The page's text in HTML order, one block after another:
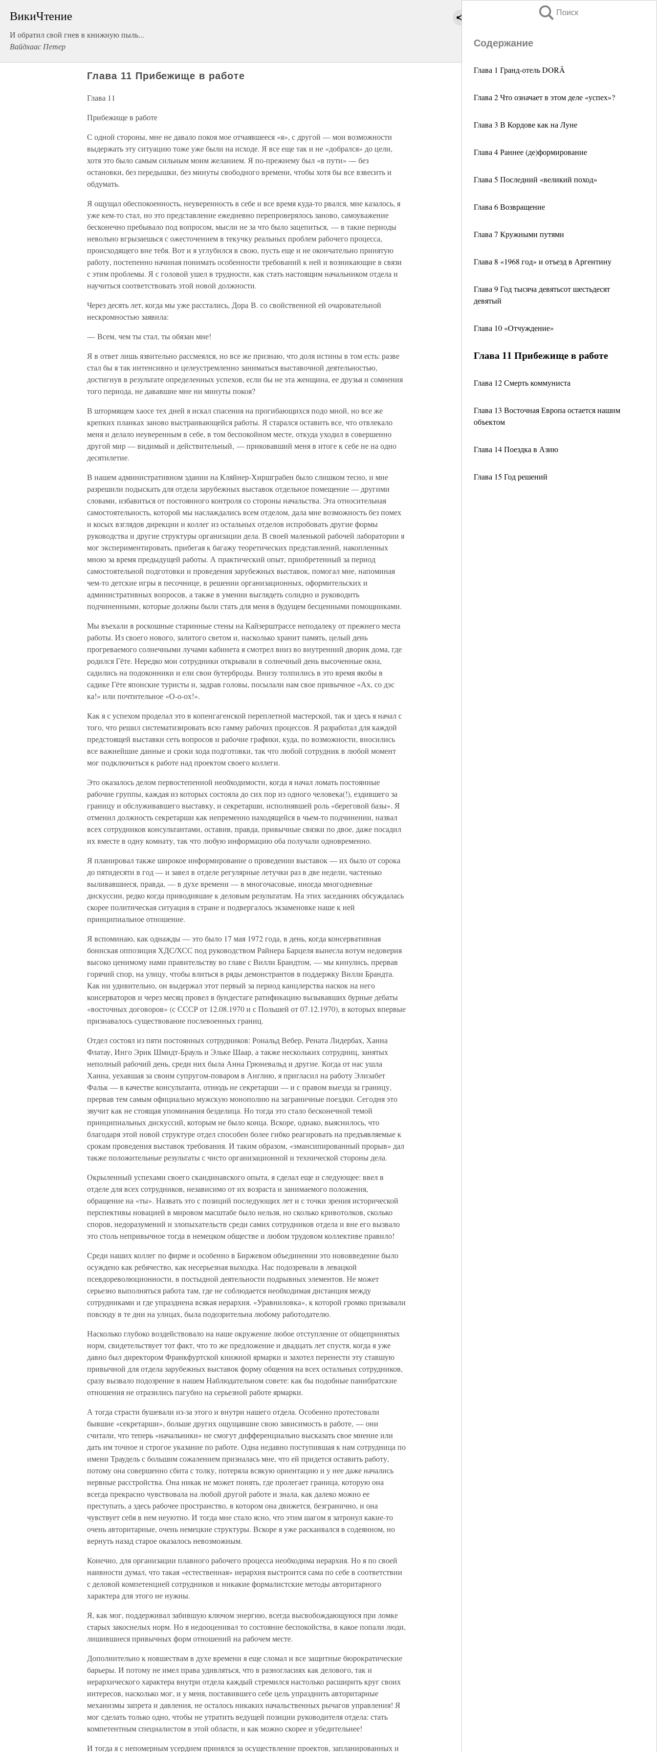
ВикиЧтение
И обратил свой гнев в книжную пыль...
Вайдхаас Петер
Поиск
Содержание
Глава 1 Гранд-отель DORÂ
Глава 2 Что означает в этом деле «успех»?
Глава 3 В Кордове как на Луне
Глава 4 Раннее (де)формирование
Глава 5 Последний «великий поход»
Глава 6 Возвращение
Глава 7 Кружными путями
Глава 8 «1968 год» и отъезд в Аргентину
Глава 9 Год тысяча девятьсот шестьдесят
девятый
Глава 10 «Отчуждение»
Глава 11 Прибежище в работе
Глава 12 Смерть коммуниста
Глава 13 Восточная Европа остается нашим
объектом
Глава 14 Поездка в Азию
Глава 15 Год решений
Глава 11 Прибежище в работе
Глава 11
Прибежище в работе
С одной стороны, мне не давало покоя мое отчаявшееся «я», с другой — мои возможности
выдержать эту ситуацию тоже уже были на исходе. Я все еще так и не «добрался» до цели,
хотя это было самым сильным моим желанием. Я по-прежнему был «в пути» — без
остановки, без передышки, без минуты свободного времени, чтобы хотя бы все взвесить и
обдумать.
Я ощущал обеспокоенность, неуверенность в себе и все время куда-то рвался, мне казалось, я
уже кем-то стал, но это представление ежедневно перепроверялось заново, самоуважение
бесконечно пребывало под вопросом, мысли не за что было зацепиться, — в такие периоды
невольно вгрызаешься с ожесточением в текучку реальных проблем рабочего процесса,
происходящего вне тебя. Вот и я углубился в свою, пусть еще и не окончательно принятую
работу, постепенно начиная понимать особенности требований к ней и возникающие в связи
с этим проблемы. Я с головой ушел в трудности, как стать настоящим начальником отдела и
научиться соответствовать этой новой должности.
Через десять лет, когда мы уже расстались, Дора В. со свойственной ей очаровательной
нескромностью заявила:
— Всем, чем ты стал, ты обязан мне!
Я в ответ лишь язвительно рассмеялся, но все же признаю, что доля истины в том есть: разве
стал бы я так интенсивно и целеустремленно заниматься выставочной деятельностью,
достигнув в результате определенных успехов, если бы не эта женщина, ее друзья и сомнения
того периода, не дававшие мне ни минуты покоя?
В штормящем хаосе тех дней я искал спасения на прогибающихся подо мной, но все же
крепких планках заново выстраивающейся работы. Я старался оставить все, что отвлекало
меня и делало неуверенным в себе, в том беспокойном месте, откуда уходил в совершенно
другой мир — видимый и действительный, — приковавший меня в итоге к себе не на одно
десятилетие.
В нашем административном здании на Кляйнер-Хиршграбен было слишком тесно, и мне
разрешили подыскать для отдела зарубежных выставок отдельное помещение — другими
словами, избавиться от постоянного контроля со стороны начальства. Эта относительная
самостоятельность, которой мы наслаждались всем отделом, дала мне возможность без помех
и косых взглядов дирекции и коллег из остальных отделов испробовать другие формы
руководства и другие структуры организации дела. В своей маленькой рабочей лаборатории я
мог экспериментировать, прибегая к багажу теоретических представлений, накопленных
мною за время предыдущей работы. А практический опыт, приобретенный за период
самостоятельной подготовки и проведения зарубежных выставок, помогал мне, напоминая
чем-то детские игры в песочнице, в решении организационных, оформительских и
административных вопросов, а также в умении выглядеть солидно и руководить
подчиненными, которые должны были стать для меня в будущем бесценными помощниками.
Мы въехали в роскошные старинные стены на Кайзерштрассе неподалеку от прежнего места
работы. Из своего нового, залитого светом и, насколько хранит память, целый день
прогреваемого солнечными лучами кабинета я смотрел вниз во внутренний дворик дома, где
родился Гёте. Нередко мои сотрудники открывали в солнечный день высоченные окна,
садились на подоконники и ели свои бутерброды. Внизу толпились в это время якобы в
садике Гёте японские туристы и, задрав головы, посылали нам свое привычное «Ах, со дэс
ка!» или почтительное «О-о-ох!».
Как я с успехом проделал это в копенгагенской переплетной мастерской, так и здесь я начал с
того, что решил систематизировать всю гамму рабочих процессов. Я разработал для каждой
предстоящей выставки сеть вопросов и рабочие графики, куда, по возможности, вносились
все важнейшие данные и сроки хода подготовки, так что любой сотрудник в любой момент
мог подключиться к работе над проектом своего коллеги.
Это оказалось делом первостепенной необходимости, когда я начал ломать постоянные
рабочие группы, каждая из которых состояла до сих пор из одного человека(!), ездившего за
границу и обслуживавшего выставку, и секретарши, исполнявшей роль «береговой базы». Я
отменил должность секретарши как непременно находящейся в чьем-то подчинении, назвал
всех сотрудников консультантами, оставив, правда, привычные связки по двое, даже посадил
их вместе в одну комнату, так что любую информацию оба получали одновременно.
Я планировал также широкое информирование о проведении выставок — их было от сорока
до пятидесяти в год — и завел в отделе регулярные летучки раз в две недели, частенько
выливавшиеся, правда, — в духе времени — в многочасовые, иногда многодневные
дискуссии, редко когда приводившие к деловым результатам. На этих заседаниях обсуждалась
скорее политическая ситуация в стране и подвергалось экзаменовке наше к ней
принципиальное отношение.
Я вспоминаю, как однажды — это было 17 мая 1972 года, в день, когда консервативная
боннская оппозиция ХДС/ХСС под руководством Райнера Барцеля вынесла вотум недоверия
высоко ценимому нами правительству во главе с Вилли Брандтом, — мы кинулись, прервав
горячий спор, на улицу, чтобы влиться в ряды демонстрантов в поддержку Вилли Брандта.
Как ни удивительно, он выдержал этот первый за период канцлерства наскок на него
консерваторов и через месяц провел в бундестаге ратификацию вызывавших бурные дебаты
«восточных договоров» (с СССР от 12.08.1970 и с Польшей от 07.12.1970), в которых впервые
признавалось существование послевоенных границ.
Отдел состоял из пяти постоянных сотрудников: Рональд Вебер, Рената Лидербах, Ханна
Флатау, Инго Эрик Шмидт-Брауль и Эльке Шаар, а также нескольких сотрудниц, занятых
неполный рабочий день, среди них была Анна Грюневальд и другие. Когда от нас ушла
Ханна, уехавшая за своим супругом-поваром в Англию, я пригласил на работу Элизабет
Фальк — в качестве консультанта, отнюдь не секретарши — и с правом выезда за границу,
прервав тем самым официально мужскую монополию на заграничные поездки. Сегодня это
звучит как не стоящая упоминания безделица. Но тогда это стало бесконечной темой
принципиальных дискуссий, которым не было конца. Вскоре, однако, выяснилось, что
благодаря этой новой структуре отдел способен более гибко реагировать на предъявляемые к
срокам проведения выставок требования. И таким образом, «эмансипированный прорыв» дал
также положительные результаты с чисто организационной и технической стороны дела.
Окрыленный успехами своего скандинавского опыта, я сделал еще и следующее: ввел в
отделе для всех сотрудников, независимо от их возраста и занимаемого положения,
обращение на «ты». Назвать это с позиций последующих лет и с точки зрения исторической
перспективы новацией в мировом масштабе было нельзя, но сколько кривотолков, сколько
споров, недоразумений и злопыхательств среди самих сотрудников отдела и вне его вызвало
это столь непривычное тогда в немецком обществе и любом трудовом коллективе правило!
Среди наших коллег по фирме и особенно в Биржевом объединении это нововведение было
осуждено как ребячество, как несерьезная выходка. Нас подозревали в левацкой
псевдореволюционности, в постыдной деятельности подрывных элементов. Не может
серьезно выполняться работа там, где не соблюдается необходимая дистанция между
сотрудниками и где упразднена всякая иерархия. «Уравниловка», к которой громко призывали
повсюду в те дни на улицах, была подозрительна любому работодателю.
Насколько глубоко воздействовало на наше окружение любое отступление от общепринятых
норм, свидетельствует тот факт, что то же предложение и двадцать лет спустя, когда я уже
давно был директором Франкфуртской книжной ярмарки и захотел перенести эту ставшую
привычной для отдела зарубежных выставок форму общения на всех остальных сотрудников,
сразу вызвало подозрение в нашем Наблюдательном совете: как бы подобные панибратские
отношения не отразились пагубно на серьезной работе ярмарки.
А тогда страсти бушевали из-за этого и внутри нашего отдела. Особенно протестовали
бывшие «секретарши», больше других ощущавшие свою зависимость в работе, — они
считали, что теперь «начальники» не смогут дифференциально высказать свое мнение или
дать им точное и строгое указание по работе. Одна недавно поступившая к нам сотрудница по
имени Траудель с большим сожалением призналась мне, что ей придется оставить работу,
потому она совершенно сбита с толку, потеряла всякую ориентацию и у нее даже начались
нервные расстройства. Она никак не может понять, где пролегает граница, которую она
всегда прекрасно чувствовала на любой другой работе и знала, как далеко можно ее
преступать, а здесь рабочее пространство, в котором она движется, безгранично, и она
чувствует себя в нем неуютно. И тогда мне стало ясно, что этим шагом я затронул какие-то
очень авторитарные, очень немецкие структуры. Вскоре я уже раскаивался в содеянном, но
вернуть назад старое оказалось невозможным.
Конечно, для организации плавного рабочего процесса необходима иерархия. Но я по своей
наивности думал, что такая «естественная» иерархия выстроится сама по себе в соответствии
с деловой компетенцией сотрудников и никакие формалистские методы авторитарного
характера для этого не нужны.
Я, как мог, поддерживал забившую ключом энергию, всегда высвобождающуюся при ломке
старых закоснелых норм. Но я недооценивал то состояние беспокойства, в какое попали люди,
лишившиеся привычных форм отношений на рабочем месте.
Дополнительно к новшествам в духе времени я еще сломал и все защитные бюрократические
барьеры. И потому не имел права удивляться, что в разногласиях как делового, так и
иерархического характера внутри отдела каждый стремился настолько расширить круг своих
интересов, насколько мог, и у меня, поставившего себе цель упразднить авторитарные
механизмы запрета и давления, не осталось никаких начальственных рычагов управления! Я
мог сделать только одно, чтобы не утратить ведущей позиции руководителя отдела: стать
компетентным специалистом в этой области, и как можно скорее и убедительнее!
И тогда я с непомерным усердием принялся за осуществление проектов, запланированных и